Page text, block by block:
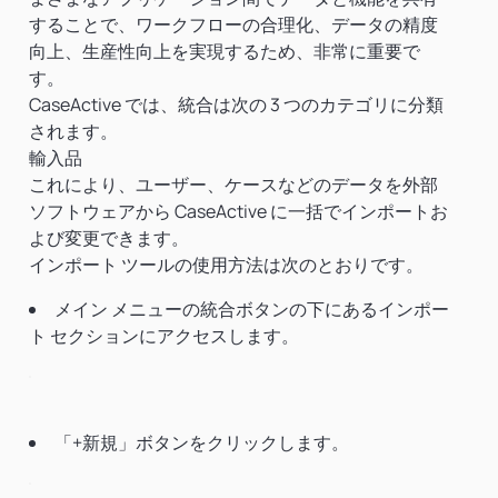
することで、ワークフローの合理化、データの精度
向上、生産性向上を実現するため、非常に重要で
す。
CaseActive では、統合は次の 3 つのカテゴリに分類
されます。
輸入品
これにより、ユーザー、ケースなどのデータを外部
ソフトウェアから CaseActive に一括でインポートお
よび変更できます。
インポート ツールの使用方法は次のとおりです。
メイン メニューの統合ボタンの下にあるインポー
ト セクションにアクセスします。
「+新規」ボタンをクリックします。